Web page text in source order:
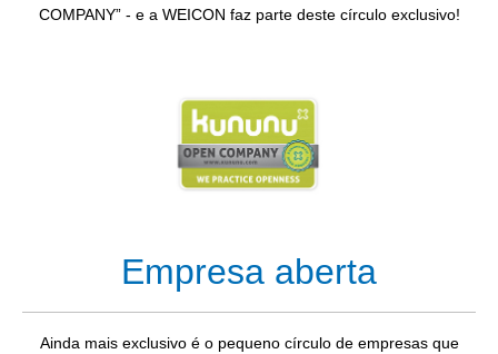
COMPANY” - e a WEICON faz parte deste círculo exclusivo!
Empresa aberta
Ainda mais exclusivo é o pequeno círculo de empresas que